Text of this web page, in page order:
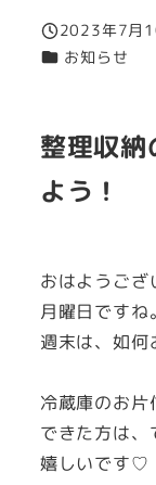
投稿日
2023年7月
カテゴリー
お知らせ
整理収
よう！
おはようござ
月曜日ですね。
週末は、如何
冷蔵庫のお片
できた方は、
嬉しいです♡